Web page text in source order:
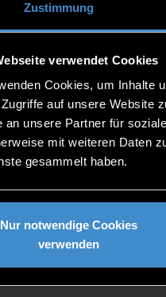
Zustimmung
verwendet Cookies
Cookies, um Inhalte
auf unsere Website
an unsere Partner für
mit weiteren Daten
gesammelt haben.
Nur notwendige Cookies
verwenden
PR-Experte mit vielen
wirft er einen
SHVETS @PEXELS